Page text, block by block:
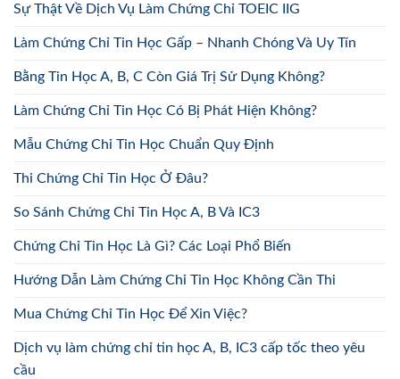
Sự Thật Về Dịch Vụ Làm Chứng Chỉ TOEIC IIG
Làm Chứng Chỉ Tin Học Gấp – Nhanh Chóng Và Uy Tín
Bằng Tin Học A, B, C Còn Giá Trị Sử Dụng Không?
Làm Chứng Chỉ Tin Học Có Bị Phát Hiện Không?
Mẫu Chứng Chỉ Tin Học Chuẩn Quy Định
Thi Chứng Chỉ Tin Học Ở Đâu?
So Sánh Chứng Chỉ Tin Học A, B Và IC3
Chứng Chỉ Tin Học Là Gì? Các Loại Phổ Biến
Hướng Dẫn Làm Chứng Chỉ Tin Học Không Cần Thi
Mua Chứng Chỉ Tin Học Để Xin Việc?
Dịch vụ làm chứng chỉ tin học A, B, IC3 cấp tốc theo yêu
cầu